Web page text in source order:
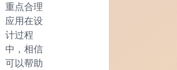
重点合理
应用在设
计过程
中，相信
可以帮助